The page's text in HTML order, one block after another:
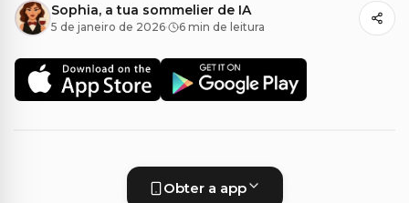
Sophia, a tua sommelier de IA
5 de janeiro de 2026· 6 min de leitura
Obter a app